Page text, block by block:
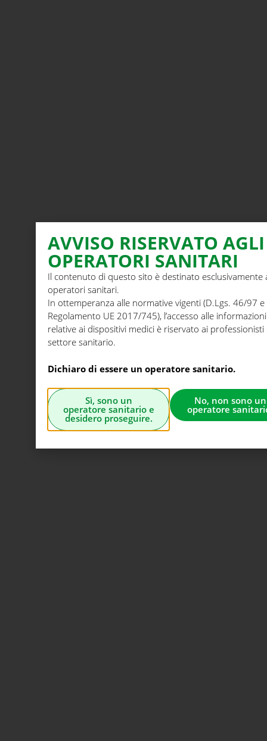
AVVISO RISERVATO AGLI
OPERATORI SANITARI
Il contenuto di questo sito è destinato esclusivamente
operatori sanitari.
In ottemperanza alle normative vigenti (D.Lgs. 46/97 e
Regolamento UE 2017/745), l’accesso alle informazioni
relative ai dispositivi medici è riservato ai professionisti
settore sanitario.
Dichiaro di essere un operatore sanitario.
Sì, sono un
operatore sanitario e
desidero proseguire.
No, non sono un
operatore